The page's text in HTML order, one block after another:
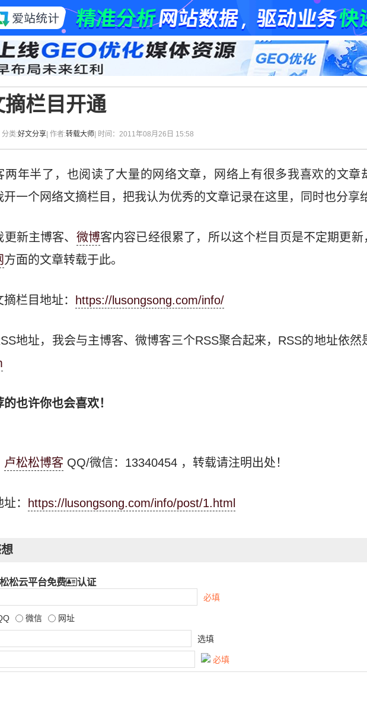
摘栏目开通
| 分类:好文分享 | 作者:转载大师 | 时间：2011年08月26日 15:58
两年半了，也阅读了大量的网络文章，网络上有很多我喜欢的文章
开一个网络文摘栏目，把我认为优秀的文章记录在这里，同时也分享
新主博客、 微博客内容已经很累了，所以这个栏目页是不定期更
方面的文章转载于此。
摘栏目地址： https://lusongsong.com/info/
地址，我会与主博客、微博客三个RSS聚合起来，RSS的地址依然
也许你也会喜欢！
卢松松博客 QQ/微信：13340454 ，转载请注明出处！
： https://lusongsong.com/info/post/1.html
松云平台免费 认证
必填
微信 网址
选填
必填